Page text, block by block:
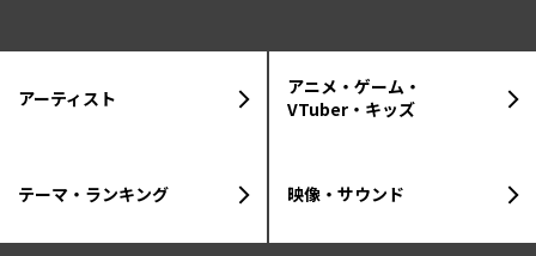
アーティスト
アニメ・ゲーム・
VTuber・キッズ
テーマ・ランキング 映像・サウンド